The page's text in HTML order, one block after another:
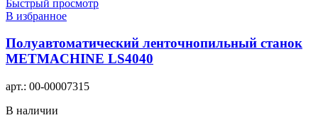
Быстрый просмотр
В избранное
Полуавтоматический ленточнопильный станок
METMACHINE LS4040
арт.: 00-00007315
В наличии